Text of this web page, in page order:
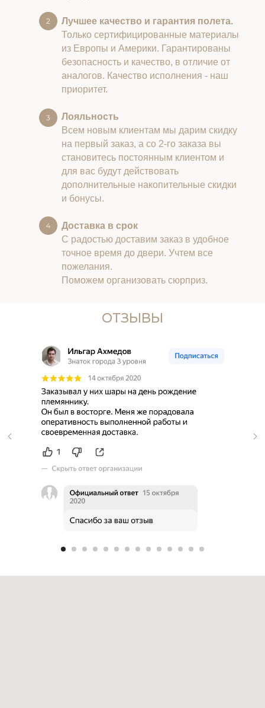
Лучшее качество и гарантия полета.
Только сертифицированные материалы
из Европы и Америки. Гарантированы
безопасность и качество, в отличие от
аналогов. Качество исполнения - наш
приоритет.
Лояльность
Всем новым клиентам мы дарим скидку
на первый заказ, а со 2-го заказа вы
становитесь постоянным клиентом и
для вас будут действовать
дополнительные накопительные скидки
и бонусы.
Доставка в срок
С радостью доставим заказ в удобное
точное время до двери. Учтем все
пожелания.
Поможем организовать сюрприз.
ОТЗЫВЫ